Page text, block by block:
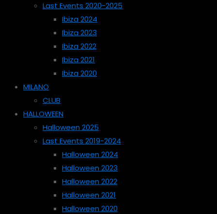
Last Events 2020-2025
Ibiza 2024
Ibiza 2023
Ibiza 2022
Ibiza 2021
Ibiza 2020
MILANO
CLUB
HALLOWEEN
Halloween 2025
Last Events 2019-2024
Halloween 2024
Halloween 2023
Halloween 2022
Halloween 2021
Halloween 2020